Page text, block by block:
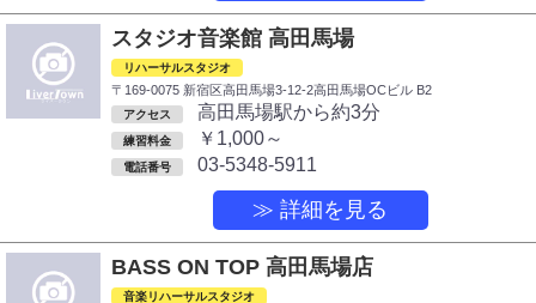
スタジオ音楽館 高田馬場
リハーサルスタジオ
〒169-0075 新宿区高田馬場3-12-2高田馬場OCビル B2
アクセス 高田馬場駅から約3分
練習料金 ￥1,000～
電話番号 03-5348-5911
≫ 詳細を見る
BASS ON TOP 高田馬場店
音楽リハーサルスタジオ